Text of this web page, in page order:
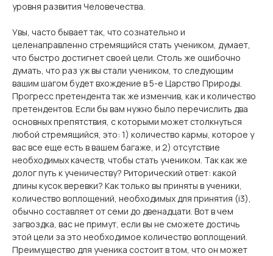
уровня развития Человечества.
Увы, часто бывает так, что сознательно и
целенаправленно стремящийся стать учеником, думает,
что быстро достигнет своей цели. Столь же ошибочно
думать, что раз уж вы стали учеником, то следующим
вашим шагом будет вхождение в 5-е Царство Природы.
Прогресс претендента так же изменчив, как и количество
претендентов. Если бы вам нужно было перечислить два
основных препятствия, с которыми может столкнуться
любой стремящийся, это: 1) количество кармы, которое у
вас все еще есть в вашем багаже, и 2) отсутствие
необходимых качеств, чтобы стать учеником. Так как же
долог путь к ученичеству? Риторический ответ: какой
длины кусок веревки? Как только вы приняты в ученики,
количество воплощений, необходимых для принятия (i3),
обычно составляет от семи до двенадцати. Вот в чем
загвоздка, вас не примут, если вы не сможете достичь
этой цели за это необходимое количество воплощений.
Преимущество для ученика состоит в том, что он может